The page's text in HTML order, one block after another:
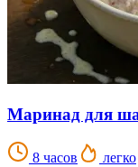
Маринад для
8 часов
легко